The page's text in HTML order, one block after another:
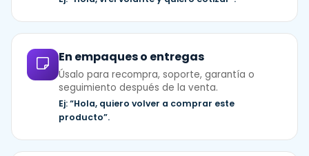
En empaques o entregas
Úsalo para recompra, soporte, garantía o
seguimiento después de la venta.
Ej: “Hola, quiero volver a comprar este